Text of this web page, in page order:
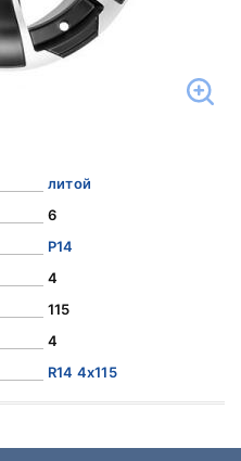
литой
6
Р14
4
115
4
R14 4x115